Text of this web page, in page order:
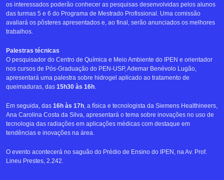
os interessados poderão conhecer as pesquisas desenvolvidas pelos alunos
das turmas 5 e 6 do Programa de Mestrado Profissional. Uma comissão
avaliará os pôsteres apresentados e, ao final, serão anunciados os melhores
trabalhos.
Palestras técnicas
O pesquisador do Centro de Química e Meio Ambiente do IPEN e orientador
nos cursos de Pós-Graduação do PEN-USP, Ademar Benévolo Lugão,
apresentará uma palestra sobre hidrogel aplicado ao tratamento de
queimaduras, das 15h30 às 16h
Em seguida, das 16h às 17h , a física e tecnologista da Siemens Healthineers,
Ana Carolina Costa da Silva, apresentará o tema sobre inovações no uso de
tecnologia das radiações em aplicações médicas com destaque em
tendências e inovações na área.
O evento acontecerá no saguão do Prédio de Ensino do IPEN, na Av. Prof.
Lineu Prestes, 2.242.